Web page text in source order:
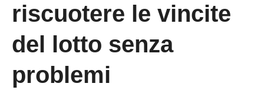
riscuotere le vincite
del lotto senza
problemi